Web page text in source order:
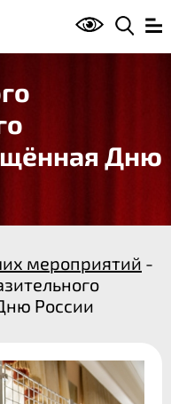
Дню
мероприятий -
России